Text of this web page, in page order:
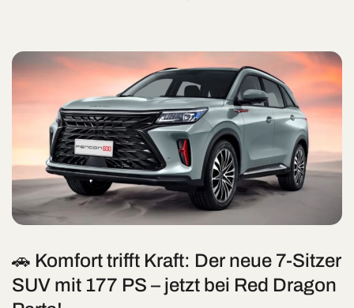
🚗 Komfort trifft Kraft: Der neue 7-Sitzer
SUV mit 177 PS – jetzt bei Red Dragon